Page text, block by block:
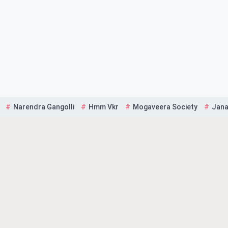
Narendra Gangolli Hmm Vkr Mogaveera Society